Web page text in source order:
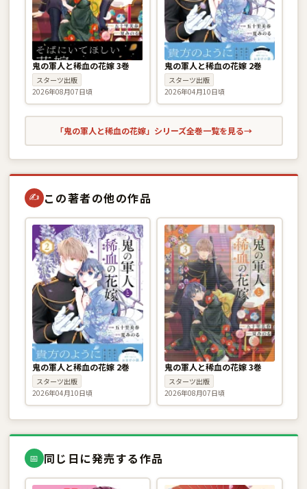
鬼の軍人と稀血の花嫁 3巻
スターツ出版
2026年08月07日頃
鬼の軍人と稀血の花嫁 2巻
スターツ出版
2026年04月10日頃
「鬼の軍人と稀血の花嫁」シリーズ全巻一覧を見る→
✍ この著者の他の作品
鬼の軍人と稀血の花嫁 2巻
スターツ出版
2026年04月10日頃
鬼の軍人と稀血の花嫁 3巻
スターツ出版
2026年08月07日頃
📅 同じ日に発売する作品